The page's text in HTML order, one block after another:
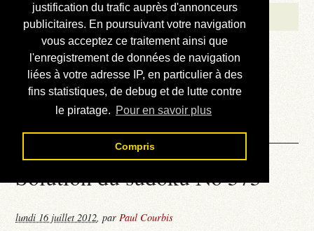
justification du trafic auprès d'annonceurs
publicitaires. En poursuivant votre navigation
vous acceptez ce traitement ainsi que
l'enregistrement de données de navigation
liées à votre adresse IP, en particulier à des
fins statistiques, de debug et de lutte contre
le piratage. Pour en savoir plus
Compris
Divers (et d’été)
Annonces
Liens externes
Téléchargement
Contact
Solution du sudoku No 575
lundi 16 juillet 2012,parPaul Courbis